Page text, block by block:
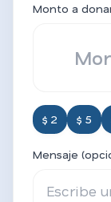
Monto a
$ 2 $ 5
Mensaje